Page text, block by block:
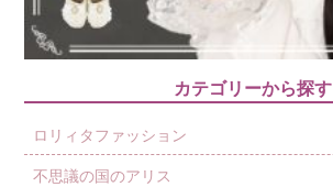
カテゴリーから探す
ロリィタファッション
不思議の国のアリス